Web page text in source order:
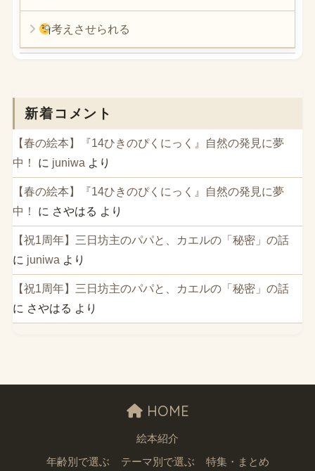
考えさせられる
新着コメント
【春の絵本】『14ひきのぴくにっく』自然の発見に夢
中！
に juniwa より
【春の絵本】『14ひきのぴくにっく』自然の発見に夢
中！
に さやはる より
【祝1周年】三日坊主のパパと、カエルの「秘密」の話
に juniwa より
【祝1周年】三日坊主のパパと、カエルの「秘密」の話
に さやはる より
HOME
絵本紹介
年齢別で選ぶ テーマ別で選ぶ 特集・まとめ